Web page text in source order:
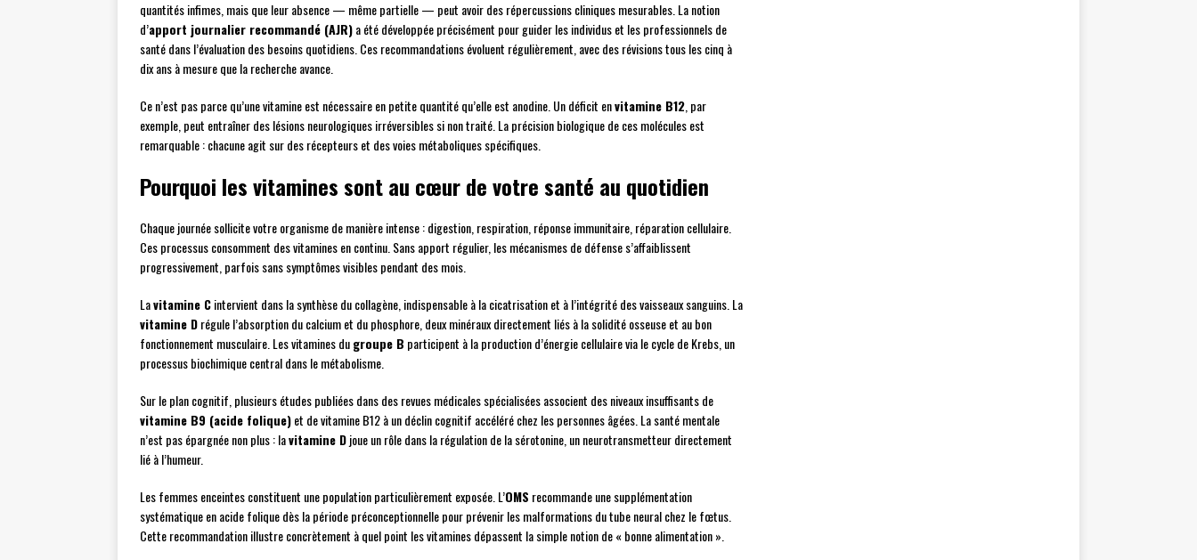
quantités infimes, mais que leur absence — même partielle — peut avoir des répercussions cliniques mesurables. La notion
d’apport journalier recommandé (AJR)a été développée précisément pour guider les individus et les professionnels de
santé dans l’évaluation des besoins quotidiens. Ces recommandations évoluent régulièrement, avec des révisions tous les cinq à
dix ans à mesure que la recherche avance.
Ce n’est pas parce qu’une vitamine est nécessaire en petite quantité qu’elle est anodine. Un déficit envitamine B12 , par
exemple, peut entraîner des lésions neurologiques irréversibles si non traité. La précision biologique de ces molécules est
remarquable : chacune agit sur des récepteurs et des voies métaboliques spécifiques.
Pourquoi les vitamines sont au cœur de votre santé au quotidien
Chaque journée sollicite votre organisme de manière intense : digestion, respiration, réponse immunitaire, réparation cellulaire.
Ces processus consomment des vitamines en continu. Sans apport régulier, les mécanismes de défense s’affaiblissent
progressivement, parfois sans symptômes visibles pendant des mois.
Lavitamine Cintervient dans la synthèse du collagène, indispensable à la cicatrisation et à l’intégrité des vaisseaux sanguins. La
vitamine Drégule l’absorption du calcium et du phosphore, deux minéraux directement liés à la solidité osseuse et au bon
fonctionnement musculaire. Les vitamines dugroupe B participent à la production d’énergie cellulaire via le cycle de Krebs, un
processus biochimique central dans le métabolisme.
Sur le plan cognitif, plusieurs études publiées dans des revues médicales spécialisées associent des niveaux insuffisants de
vitamine B9 (acide folique)et de vitamine B12 à un déclin cognitif accéléré chez les personnes âgées. La santé mentale
n’est pas épargnée non plus : lavitamine Djoue un rôle dans la régulation de la sérotonine, un neurotransmetteur directement
lié à l’humeur.
Les femmes enceintes constituent une population particulièrement exposée. L’OMS recommande une supplémentation
systématique en acide folique dès la période préconceptionnelle pour prévenir les malformations du tube neural chez le fœtus.
Cette recommandation illustre concrètement à quel point les vitamines dépassent la simple notion de « bonne alimentation ».